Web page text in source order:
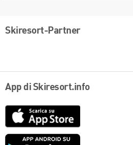
Skiresort-Partner
App di Skiresort.info
Google